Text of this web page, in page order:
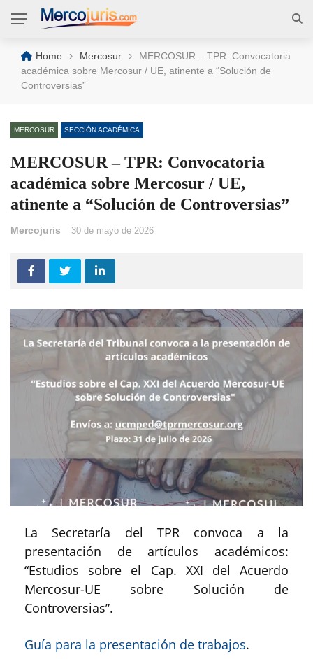
Home › Mercosur ›
MERCOSUR – TPR: Convocatoria
académica sobre Mercosur / UE, atinente a “Solución de
Controversias”
MERCOSUR SECCIÓN ACADÉMICA
MERCOSUR – TPR: Convocatoria
académica sobre Mercosur / UE,
atinente a “Solución de Controversias”
Mercojuris 30 de mayo de 2026
La Secretaría del TPR convoca a la
presentación de artículos académicos:
“Estudios sobre el Cap. XXI del Acuerdo
Mercosur-UE sobre Solución de
Controversias”.
Guía para la presentación de trabajos.